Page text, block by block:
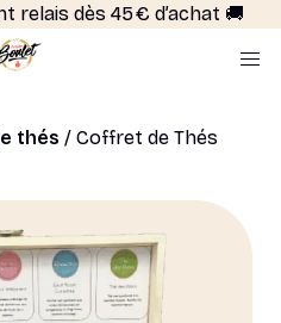
relais dès 45 € d’achat 🚚
thés / Coffret de Thés